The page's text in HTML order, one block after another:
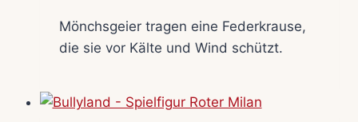
Mönchsgeier tragen eine Federkrause,
die sie vor Kälte und Wind schützt.